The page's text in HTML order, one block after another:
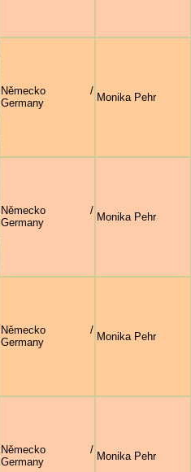
Německo /
Germany
Monika Pehr
Německo /
Germany
Monika Pehr
Německo /
Germany
Monika Pehr
Německo /
Germany
Monika Pehr